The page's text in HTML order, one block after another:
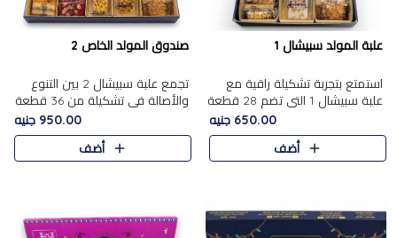
علبة المولد سبيشال 1
استمتع بتجربة تشكيلة راقية مع
علبة سبيشال 1 التي تضم 28 قطعة
من تشكيلة مختارة بعناية من أفخر
حلويات المولد المصرية الأصلية
الشرقية. تحتوي ال..
650.00 جنيه
أضف
صندوق المولد الخاص 2
تجمع علبة سبيشال 2 بين التنوع
والأصالة في تشكيلة من 36 قطعة
تضم أشهر حلويات المولد الشرقية.
تحتوي العلبة على الجزرية بالفول،
والجزرية بالبن..
950.00 جنيه
أضف